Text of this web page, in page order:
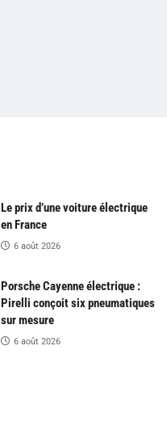
Le prix d’une voiture électrique
en France
6 août 2026
Porsche Cayenne électrique :
Pirelli conçoit six pneumatiques
sur mesure
6 août 2026